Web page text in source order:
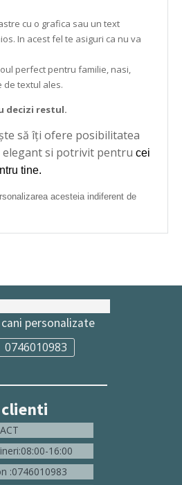
cu o grafica sau un text
In acest fel te asiguri ca nu va
perfect pentru familie, nasi,
de textul ales.
decizi restul.
să îți ofere posibilitatea
elegant si potrivit pentru cei
tine.
acesteia indiferent de
personalizate
0746010983
16:00
:0746010983